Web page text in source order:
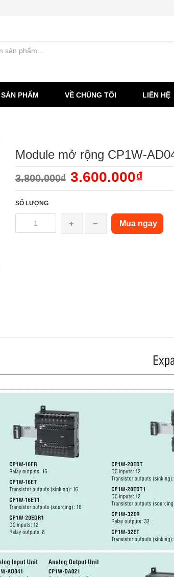
PHẨM VỀ CHÚNG TÔI LIÊN HỆ
Module mở rộng CP1W-
3.800.000₫ 3.600.000₫
SỐ LƯỢNG
Mua ngay